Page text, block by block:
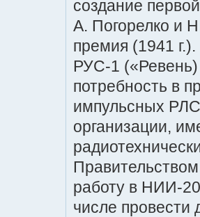
создание
А. Погорелко и
премия (1941
РУС-1
потребность в
импульсных РЛС
организации,
работу в НИИ-20
числе провести